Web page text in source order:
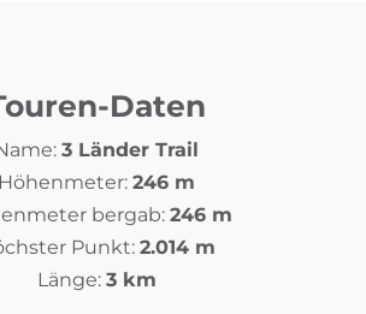
Daten
3 Länder Trail
Höhenmeter: 246 m
bergab: 246 m
Punkt: 2.014 m
Länge: 3 km